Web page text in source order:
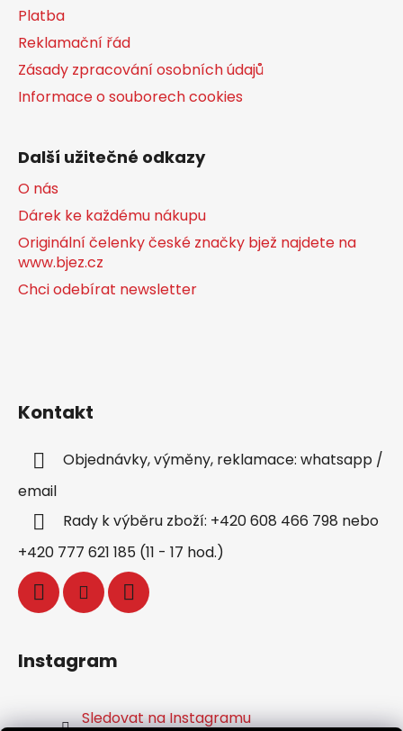
Platba
Reklamační řád
Zásady zpracování osobních údajů
Informace o souborech cookies
Další užitečné odkazy
O nás
Dárek ke každému nákupu
Originální čelenky české značky bjež najdete na
www.bjez.cz
Chci odebírat newsletter
Kontakt
Objednávky, výměny, reklamace: whatsapp /
email
Rady k výběru zboží: +420 608 466 798 nebo
+420 777 621 185 (11 - 17 hod.)
Instagram
Sledovat na Instagramu